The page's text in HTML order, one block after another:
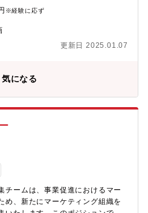
プ企業です。”業界の変革や社会課
ながら自身も成長していきたい”と
す。
大時にはチームメンバーのマネジ
【新規事業の立ち上げ】
ておりますが、COOが新規事業を
いる状況です。事業責任者のみで
、基本的には自らの意思決定で判
※経験に応ず
更新日 2025.01.07
気になる
チームは、事業促進におけるマー
め、新たにマーケティング組織を